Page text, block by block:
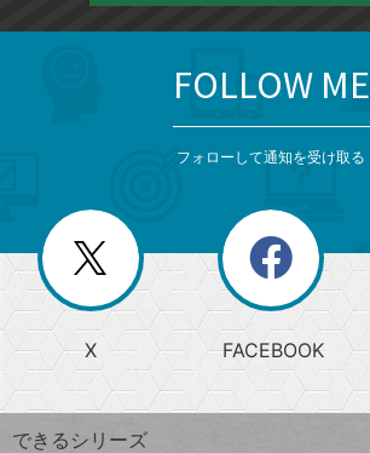
じ
る
search
検
索
上
昇
ワ
ー
閉
じ
る
ー
か
ら
探
す
FOLLOW ME
フォローして通知を受け取る
X FACEBOOK
できるシリーズ